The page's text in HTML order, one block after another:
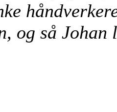
og så Johan